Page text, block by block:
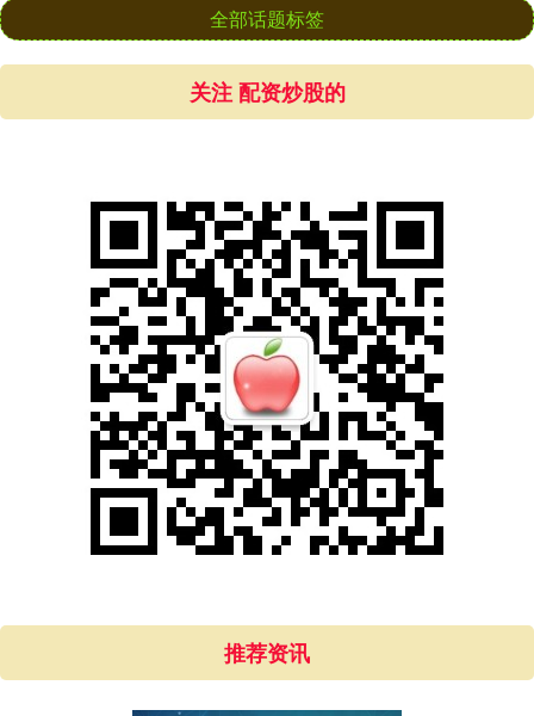
全部话题标签
关注 配资炒股的
推荐资讯